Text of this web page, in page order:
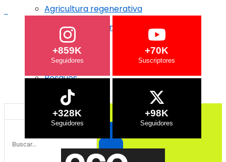
Agricultura regenerativa
Océanos
Bosques
Agricultura regenerativa
Océanos
Bosques
+859K +70K
+328K +98K